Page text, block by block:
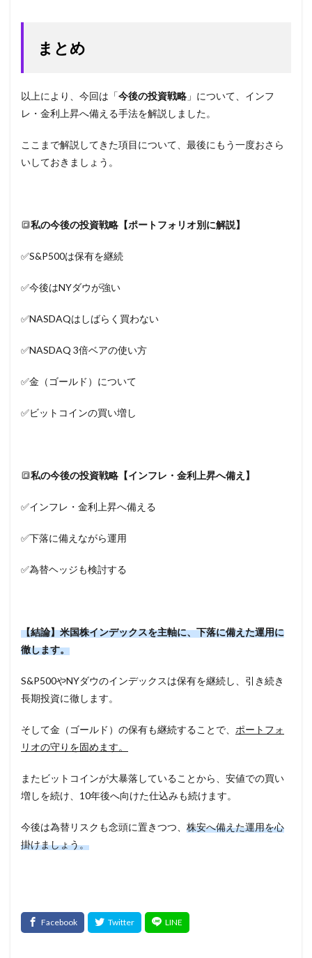
まとめ
以上により、今回は「今後の投資戦略 」について、インフ
レ・金利上昇へ備える手法を解説しました。
ここまで解説してきた項目について、最後にもう一度おさら
いしておきましょう。
🔳私の今後の投資戦略【ポートフォリオ別に解説】
✅S&P500は保有を継続
✅今後はNYダウが強い
✅NASDAQはしばらく買わない
✅NASDAQ 3倍ベアの使い方
✅金（ゴールド）について
✅ビットコインの買い増し
🔳私の今後の投資戦略【インフレ・金利上昇へ備え】
✅インフレ・金利上昇へ備える
✅下落に備えながら運用
✅為替ヘッジも検討する
【結論】米国株インデックスを主軸に、下落に備えた運用に
徹します。
S&P500やNYダウのインデックスは保有を継続し、引き続き
長期投資に徹します。
そして金（ゴールド）の保有も継続することで、 ポートフォ
リオの守りを固めます。
またビットコインが大暴落していることから、安値での買い
増しを続け、10年後へ向けた仕込みも続けます。
今後は為替リスクも念頭に置きつつ、 株安へ備えた運用を心
掛けましょう。